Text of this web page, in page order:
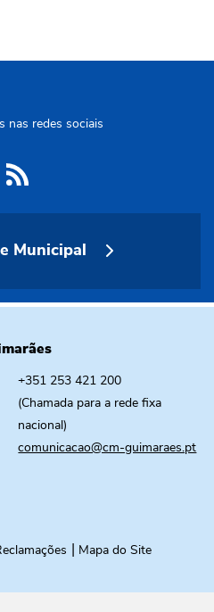
nas redes sociais
Municipal
+351 253 421 200
(Chamada para a rede fixa
nacional)
comunicacao@cm-guimaraes.pt
Mapa do Site